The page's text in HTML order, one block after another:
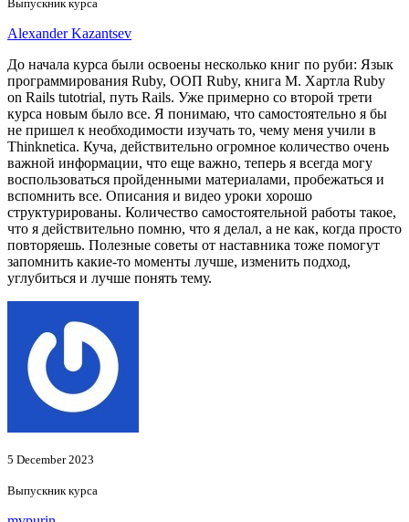
Выпускник курса
Alexander Kazantsev
До начала курса были освоены несколько книг по руби: Язык
программирования Ruby, ООП Ruby, книга М. Хартла Ruby
on Rails tutotrial, путь Rails. Уже примерно со второй трети
курса новым было все. Я понимаю, что самостоятельно я бы
не пришел к необходимости изучать то, чему меня учили в
Thinknetica. Куча, действительно огромное количество очень
важной информации, что еще важно, теперь я всегда могу
воспользоваться пройденными материалами, пробежаться и
вспомнить все. Описания и видео уроки хорошо
структурированы. Количество самостоятельной работы такое,
что я действительно помню, что я делал, а не как, когда просто
повторяешь. Полезные советы от наставника тоже помогут
запомнить какие-то моменты лучше, изменить подход,
углубиться и лучше понять тему.
5 December 2023
Выпускник курса